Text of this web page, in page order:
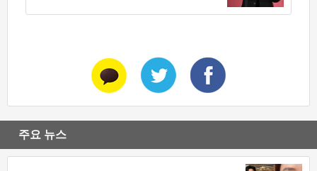
주요 뉴스